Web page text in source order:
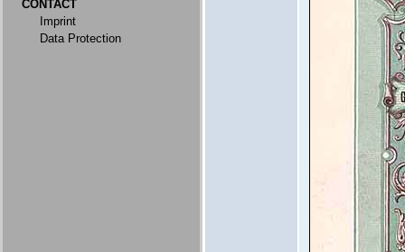
CONTACT
Imprint
Data Protection